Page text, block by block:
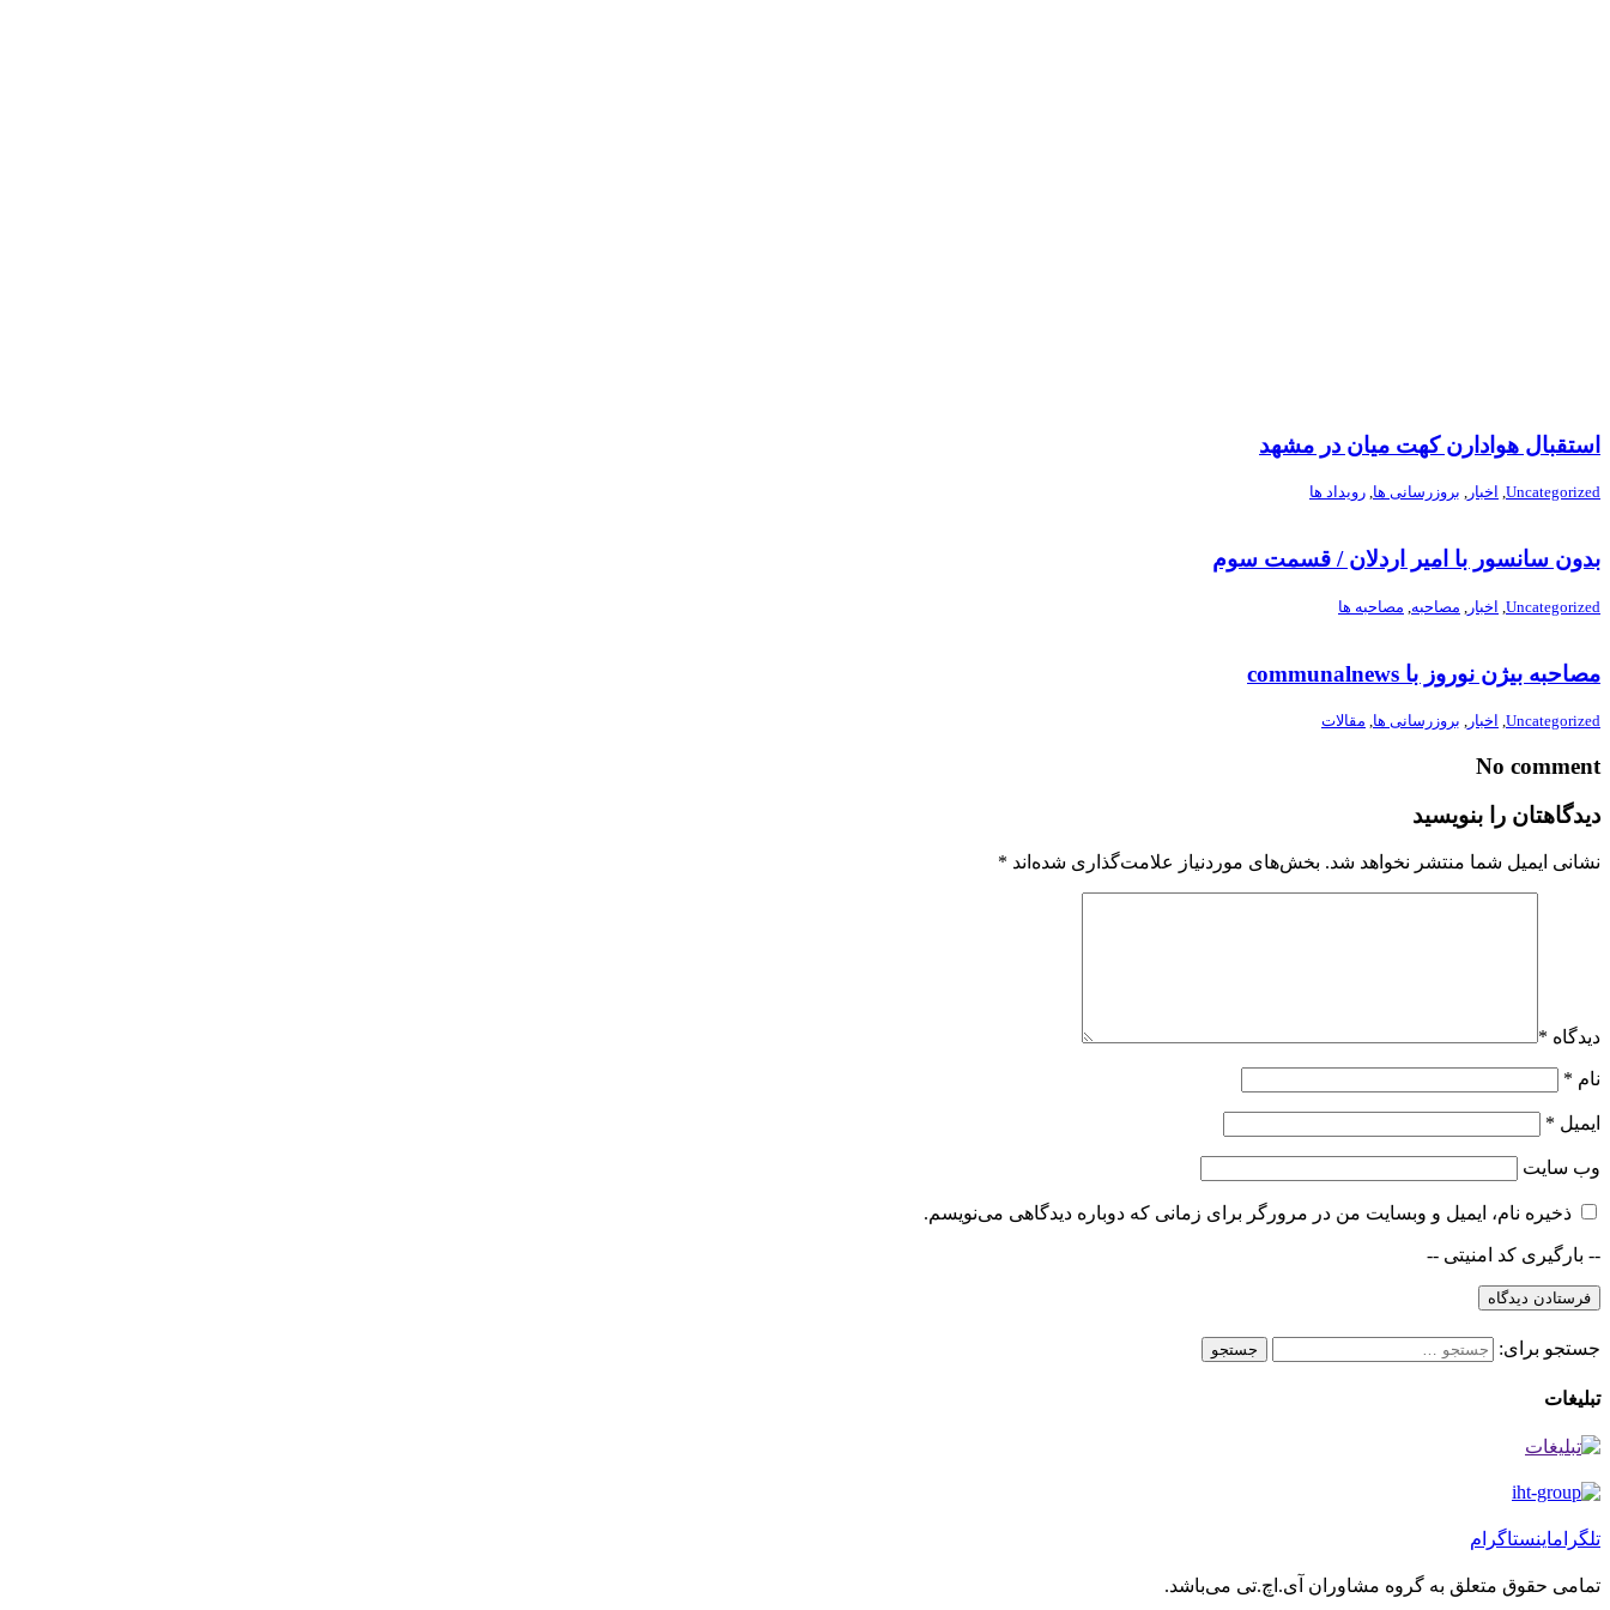
استقبال هوادارن کهت میان در مشهد
Uncategorized
, اخبار , بروزرسانی ها, رویداد ها
بدون سانسور با امیر اردلان / قسمت سوم
Uncategorized اخبار مصاحبه مصاحبه ها
مصاحبه بیژن نوروز با communalnews
Uncategorized
, اخبار , بروزرسانی ها, مقالات
No comment
دیدگاهتان را بنویسید
نشانی ایمیل شما منتشر نخواهد شد. بخش‌های موردنیاز علامت‌گذاری شده‌اند *
دیدگاه *
نام *
ایمیل *
وب‌ سایت
ذخیره نام، ایمیل و وبسایت من در مرورگر برای زمانی که دوباره دیدگاهی می‌نویسم.
-- بارگیری کد امنیتی --
فرستادن دیدگاه
جستجو برای: جستجو
تبلیغات
تلگراماینستاگرام
تمامی حقوق متعلق به گروه مشاوران آی.اچ.تی می‌باشد.